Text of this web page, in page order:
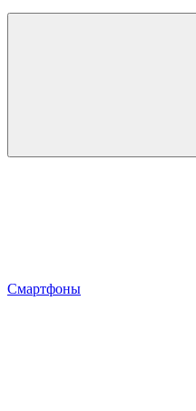
Смартфоны